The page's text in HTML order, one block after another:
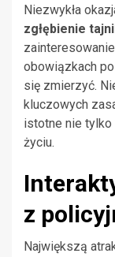
Niezwykła
zgłębienie
obowiązkach
się zmierzyć.
kluczowych
istotne nie tylko
życiu.
z
Największą